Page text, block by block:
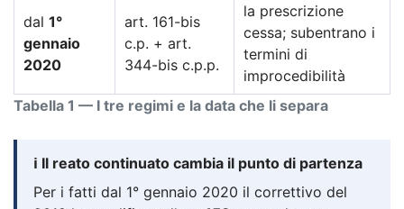
Tabella 1 — I tre regimi e la data che li separa
dal 1°
gennaio
2020
art. 161-bis
c.p. + art.
344-bis c.p.p.
la prescrizione
cessa; subentrano i
termini di
improcedibilità
ℹ️ Il reato continuato cambia il punto di partenza
Per i fatti dal 1° gennaio 2020 il correttivo del